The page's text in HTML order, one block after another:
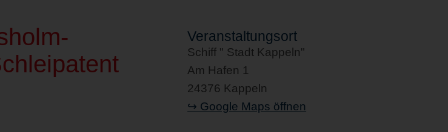
Veranstaltungsort
Schiff " Stadt Kappeln"
Am Hafen 1
24376 Kappeln
↪ Google Maps öffnen